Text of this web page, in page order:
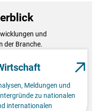
und
der Branche.
Meldungen und
zu nationalen
internationalen